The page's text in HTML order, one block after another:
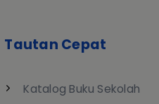
Tautan Cepat
Katalog Buku Sekolah